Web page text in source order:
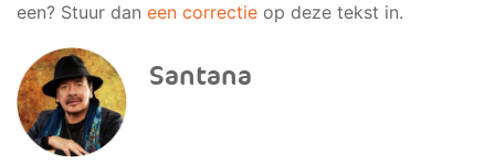
een? Stuur dan een correctie op deze tekst in.
Santana